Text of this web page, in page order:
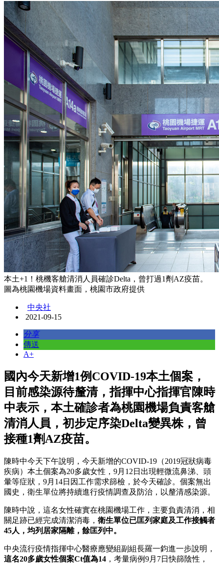
本土+1！桃機客艙清消人員確診Delta，曾打過1劑AZ疫苗。
圖為桃園機場資料畫面，桃園市政府提供
中央社
2021-09-15
分享
傳送
A+
國內今天新增1例COVID-19本土個案，
目前感染源待釐清，指揮中心指揮官陳時
中表示，本土確診者為桃園機場負責客艙
清消人員，初步定序染Delta變異株，曾
接種1劑AZ疫苗。
陳時中今天下午說明，今天新增的COVID-19（2019冠狀病毒
疾病）本土個案為20多歲女性，9月12日出現輕微流鼻涕、頭
暈等症狀，9月14日因工作需求篩檢，於今天確診。個案無出
國史，衛生單位將持續進行疫情調查及防治，以釐清感染源。
陳時中說，這名女性確實在桃園機場工作，主要負責清消，相
關足跡已經完成清潔消毒， 衛生單位已匡列家庭及工作接觸者
45人，均列居家隔離，餘匡列中。
中央流行疫情指揮中心醫療應變組副組長羅一鈞進一步說明，
這名20多歲女性個案Ct值為14 ，考量病例9月7日快篩陰性，